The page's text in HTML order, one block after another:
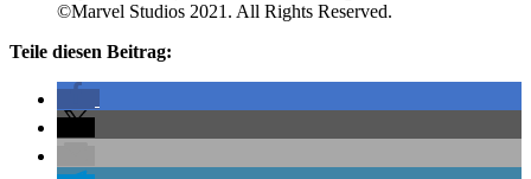
©Marvel Studios 2021. All Rights Reserved.
Teile diesen Beitrag: